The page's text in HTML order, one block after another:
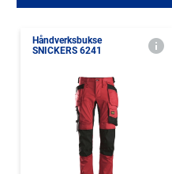
Håndverksbukse
SNICKERS 6241